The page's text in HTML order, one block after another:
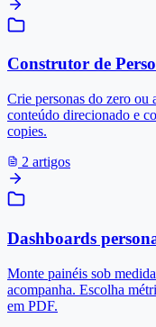
Construtor de
Crie personas do zero
conteúdo direcionado e
copies.
2 artigos
Dashboards
Monte painéis sob
acompanha. Escolha
em PDF.